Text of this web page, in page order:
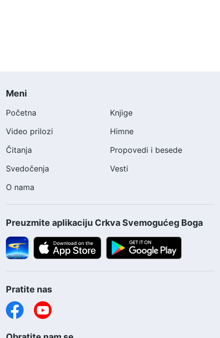
Meni
Početna
Knjige
Video prilozi
Himne
Čitanja
Propovedi i besede
Svedočenja
Vesti
O nama
Preuzmite aplikaciju Crkva Svemogućeg Boga
Pratite nas